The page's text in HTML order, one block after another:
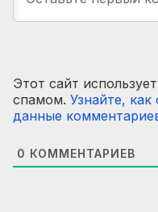
Этот сайт
спамом. Узнайте,
данные
0 КОММЕНТАРИЕВ